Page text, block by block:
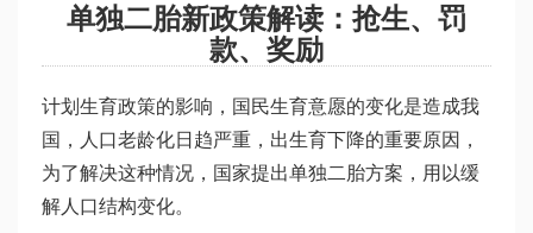
单独二胎新政策解读：抢生、罚
款、奖励
计划生育政策的影响，国民生育意愿的变化是造成我
国，人口老龄化日趋严重，出生育下降的重要原因，
为了解决这种情况，国家提出单独二胎方案，用以缓
解人口结构变化。